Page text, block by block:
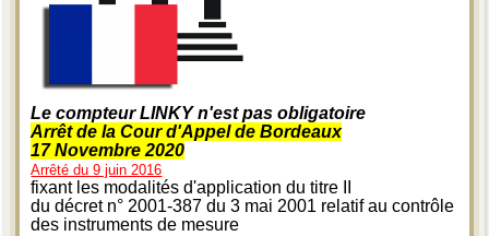
Le compteur LINKY n'est pas obligatoire
Arrêt de la Cour d'Appel de Bordeaux
17 Novembre 2020
Arrêté du 9 juin 2016
fixant les modalités d'application du titre II
du décret n° 2001-387 du 3 mai 2001 relatif au contrôle
des instruments de mesure